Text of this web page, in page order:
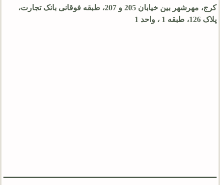
کرج، مهرشهر بین خیابان 205 و 207، طبقه فوقانی بانک تجارت،
پلاک 126، طبقه 1 ، واحد 1